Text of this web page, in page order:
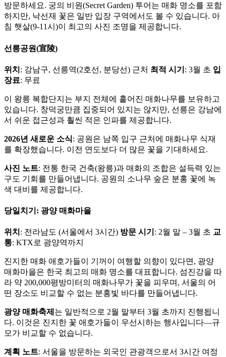
방문하세요. 궁의 비원(Secret Garden) 투어는 매화 명소를 포함
하지만, 낙선재 꽃은 일반 입장 구역에서도 볼 수 있습니다. 아
침 햇살(9-11시)이 최고의 사진 조명을 제공합니다.
선릉공원(宣陵)
위치 : 강남구, 선릉역(2호선, 분당선) 근처 최적 시기 : 3월 초 입
장료: 무료
이 왕릉 복합단지는 부지 전체에 흩어진 매화나무를 보유하고
있습니다. 창덕궁만큼 집중되어 있지는 않지만, 선릉은 강남에
서 쉬운 접근성과 훨씬 적은 인파를 제공합니다.
2026년 새로운 소식: 공원은 남쪽 입구 근처에 매화나무 식재
를 확장했습니다. 이전 연도보다 더 많은 꽃을 기대하세요.
사진 노트: 전통 한국 건축(왕릉)과 매화의 조합은 설득력 있는
구도 기회를 만들어냅니다. 공원의 소나무 숲은 분홍 꽃에 녹
색 대비를 제공합니다.
당일치기: 광양 매화마을
위치 : 전라남도 (서울에서 3시간) 방문 시기 : 2월 말 – 3월 초 교
통: KTX로 광양역까지
진지한 매화 애호가들이 기꺼이 여행할 의향이 있다면, 광양
매화마을은 한국 최고의 매화 명소를 대표합니다. 섬진강을 따
라 약 200,000평방미터의 매화나무가 꽃을 피우며, 서울의 어
떤 장소도 비교할 수 없는 분홍빛 바다를 만들어냅니다.
광양 매화축제 는 일반적으로 2월 말부터 3월 초까지 진행됩니
다. 이것은 진지한 꽃 애호가들이 우선시하는 행사입니다—규
모가 비교할 수 없습니다.
계획 노트: 서울을 방문하는 외국인 관광객으로서 3시간 여정